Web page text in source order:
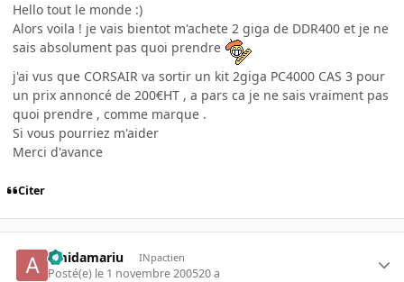
Hello tout le monde :)
Alors voila ! je vais bientot m'achete 2 giga de DDR400 et je ne
sais absolument pas quoi prendre
j'ai vus que CORSAIR va sortir un kit 2giga PC4000 CAS 3 pour
un prix annoncé de 200€HT , a pars ca je ne sais vraiment pas
quoi prendre , comme marque .
Si vous pourriez m'aider
Merci d'avance
Citer
amidamariu INpactien
Posté(e) le 1 novembre 200520 a